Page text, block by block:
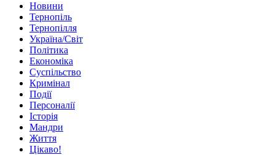
Новини
Тернопіль
Тернопілля
Україна/Світ
Політика
Економіка
Суспільство
Кримінал
Події
Персоналії
Історія
Мандри
Життя
Цікаво!